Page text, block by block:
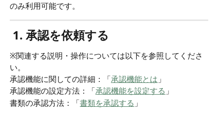
のみ利用可能です。
1. 承認を依頼する
※関連する説明・操作については以下を参照してくださ
い。
承認機能に関しての詳細：「承認機能とは 」
承認機能の設定方法：「承認機能を設定する」
書類の承認方法：「書類を承認する 」